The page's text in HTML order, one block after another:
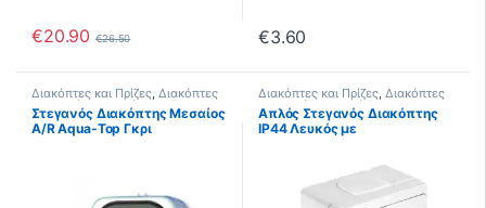
€20.90 €26.50 €3.60
Διακόπτες και Πρίζες Διακόπτες
Στεγανοί, Στεγανοί Aqua Top
Στεγανός Διακόπτης Μεσαίος
A/R Aqua-Top Γκρι
Διακόπτες και Πρίζες Διακόπτες
Στεγανοί Στεγανοί IP44
Απλός Στεγανός Διακόπτης
IP44 Λευκός με